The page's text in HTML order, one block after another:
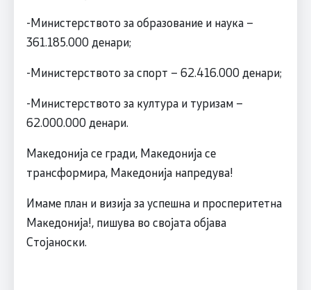
-Министерството за образование и наука –
361.185.000 денари;
-Министерството за спорт – 62.416.000 денари;
-Министерството за култура и туризам –
62.000.000 денари.
Македонија се гради, Македонија се
трансформира, Македонија напредува!
Имаме план и визија за успешна и просперитетна
Македонија!, пишува во својата објава
Стојаноски.